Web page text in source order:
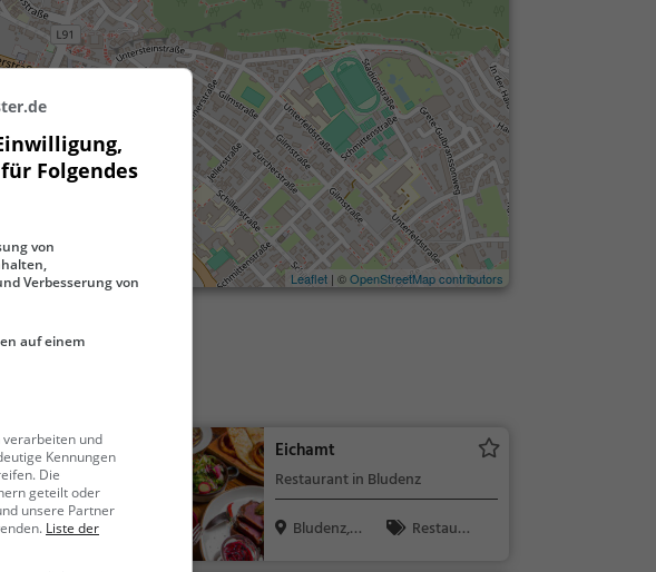
Leaflet | ©OpenStreetMap contributors
Eichamt
Restaurant in Bludenz
Bludenz,
Restaura
Folgendes
von
Verbesserung von
auf einem
und
Kennungen
Die
geteilt oder
unsere Partner
Liste der